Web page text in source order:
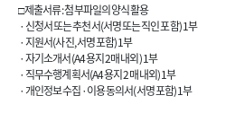
□ 제출서류 : 첨부파일의 양식 활용
· 신청서 또는 추천서(서명 또는 직인 포함) 1부
· 지원서(사진, 서명 포함) 1부
· 자기소개서(A4 용지 2매 내외) 1부
· 직무수행계획서(A4 용지 2매 내외) 1부
· 개인정보 수집·이용 동의서(서명 포함) 1부